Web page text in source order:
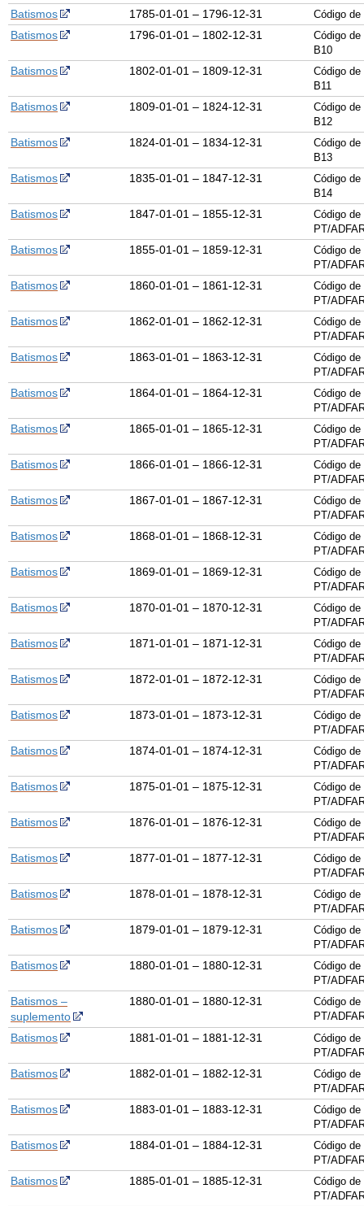
Batismos 1785-01-01 – 1796-12-31 Código de
Batismos 1796-01-01 – 1802-12-31
Código de
B10
Batismos 1802-01-01 – 1809-12-31
Código de
B11
Batismos 1809-01-01 – 1824-12-31
Código de
B12
Batismos 1824-01-01 – 1834-12-31
Código de
B13
Batismos 1835-01-01 – 1847-12-31
Código de
B14
Batismos 1847-01-01 – 1855-12-31
Código
PT/
Batismos 1855-01-01 – 1859-12-31
Código
PT/
Batismos 1860-01-01 – 1861-12-31
Código
PT/
Batismos 1862-01-01 – 1862-12-31
Código
PT/
Batismos 1863-01-01 – 1863-12-31
Código
PT/
Batismos 1864-01-01 – 1864-12-31
Código
PT/
Batismos 1865-01-01 – 1865-12-31
Código
PT/
Batismos 1866-01-01 – 1866-12-31
Código
PT/
Batismos 1867-01-01 – 1867-12-31
Código
PT/
Batismos 1868-01-01 – 1868-12-31
Código
PT/
Batismos 1869-01-01 – 1869-12-31
Código
PT/
Batismos 1870-01-01 – 1870-12-31
Código
PT/
Batismos 1871-01-01 – 1871-12-31
Código
PT/
Batismos 1872-01-01 – 1872-12-31
Código
PT/
Batismos 1873-01-01 – 1873-12-31
Código
PT/
Batismos 1874-01-01 – 1874-12-31
Código
PT/
Batismos 1875-01-01 – 1875-12-31
Código
PT/
Batismos 1876-01-01 – 1876-12-31
Código
PT/
Batismos 1877-01-01 – 1877-12-31
Código
PT/
Batismos 1878-01-01 – 1878-12-31
Código
PT/
Batismos 1879-01-01 – 1879-12-31
Código
PT/
Batismos 1880-01-01 – 1880-12-31
Código
PT/
Batismos –
suplemento
1880-01-01 – 1880-12-31
Código
PT/
Batismos 1881-01-01 – 1881-12-31
Código
PT/
Batismos 1882-01-01 – 1882-12-31
Código
PT/
Batismos 1883-01-01 – 1883-12-31
Código
PT/
Batismos 1884-01-01 – 1884-12-31
Código
PT/
Batismos 1885-01-01 – 1885-12-31
Código
PT/